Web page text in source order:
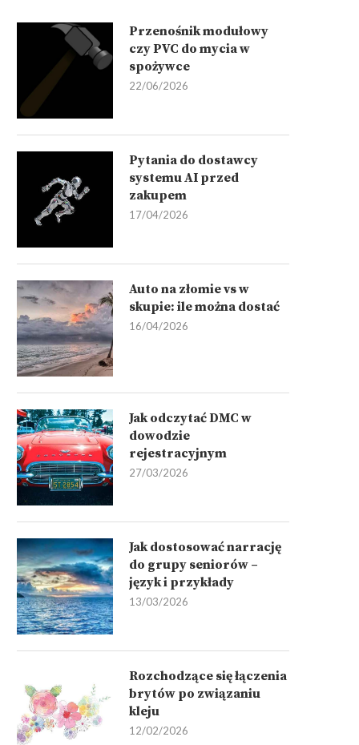
Przenośnik modułowy
czy PVC do mycia w
spożywce
22/06/2026
Pytania do dostawcy
systemu AI przed
zakupem
17/04/2026
Auto na złomie vs w
skupie: ile można dostać
16/04/2026
Jak odczytać DMC w
dowodzie
rejestracyjnym
27/03/2026
Jak dostosować narrację
do grupy seniorów –
język i przykłady
13/03/2026
Rozchodzące się łączenia
brytów po związaniu
kleju
12/02/2026